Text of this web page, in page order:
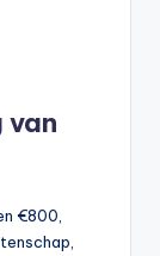
van
€800,